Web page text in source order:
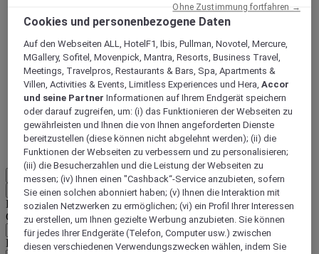
ALL Accor+ Voyager
15% rabatt das ganze Jahrüber auf Ihre Aufenthalte
bei über 30 Marken
JETZT ANMELDEN
Mehr
DE
Zurück
Land und Sprache unten auswählen
Geografische Zone
Land/Region - Sprache
Cookies und personenbezogene Daten
Auf den Webseiten ALL, HotelF1, Ibis, Pullman, Novotel, Mercure,
MGallery, Sofitel, Movenpick, Mantra, Resorts, Business Travel,
Meetings, Travelpros, Restaurants & Bars, Spa, Apartments &
Villen, Activities & Events, Limitless Experiences und Hera,Accor
und seine Partner Informationen auf Ihrem Endgerät speichern
oder darauf zugreifen, um: (i) das Funktionieren der Webseiten zu
gewährleisten und Ihnen die von Ihnen angeforderten Dienste
bereitzustellen (diese können nicht abgelehnt werden); (ii) die
Funktionen der Webseiten zu verbessern und zu personalisieren;
(iii) die Besucherzahlen und die Leistung der Webseiten zu
messen; (iv) Ihnen einen "Cashback“-Service anzubieten, sofern
Sie einen solchen abonniert haben; (v) Ihnen die Interaktion mit
sozialen Netzwerken zu ermöglichen; (vi) ein Profil Ihrer Interessen
zu erstellen, um Ihnen gezielte Werbung anzubieten. Sie können
für jedes Ihrer Endgeräte (Telefon, Computer usw.) zwischen
diesen verschiedenen Verwendungszwecken wählen, indem Sie
Ohne Zustimmung fortfahren →